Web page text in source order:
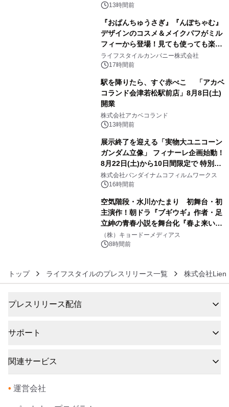
13時間前
『おぱんちゅうさぎ』『んぽちゃむ』
デザインのコスメ＆メイクパフがミル
フィーから登場！見ても使っても楽し
い、ポップでキュートなコレクショ
ン。
ライフスタイルカンパニー株式会社
17時間前
駅を降りたら、すぐ赤べこ 「アカベ
コランド会津若松駅前店」8月8日(土)
開業
株式会社アカベコランド
13時間前
展示終了を迎える「実物大ユニコーン
ガンダム立像」 フィナーレ企画始動！
8月22日(土)から10日間限定で 特別映
像『UNICORN GUNDAM Statue ―
BEYOND POSSIBILITY ―』を上映！
株式会社バンダイナムコフィルムワークス
16時間前
空気階段・水川かたまり 初舞台・初
主演作！朝ドラ『ブギウギ』作者・足
立紳の青春小説を舞台化『春よ来い、
マジで来い』キービジュアル解禁！
（株）キョードーメディアス
8時間前
トップ ライフスタイルのプレスリリース一覧 株式会社Lien
プレスリリース配信
サポート
関連サービス
• 運営会社